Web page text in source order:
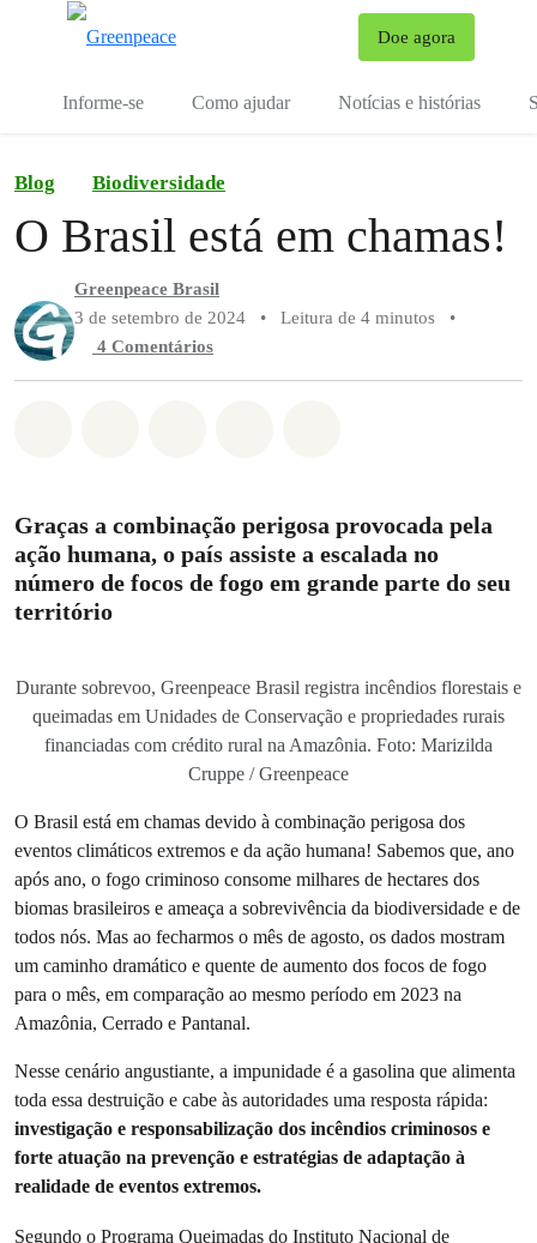
Doe agora
Informe-se Como ajudar Notícias e histórias
Blog Biodiversidade
O Brasil está em chamas!
Greenpeace Brasil
3 de setembro de 2024
• Leitura de 4 minutos
•
4 Comentários
Graças a combinação perigosa provocada pela
ação humana, o país assiste a escalada no
número de focos de fogo em grande parte do seu
território
Durante sobrevoo, Greenpeace Brasil registra incêndios florestais e
queimadas em Unidades de Conservação e propriedades rurais
financiadas com crédito rural na Amazônia. Foto: Marizilda
Cruppe / Greenpeace
O Brasil está em chamas devido à combinação perigosa dos
eventos climáticos extremos e da ação humana! Sabemos que, ano
após ano, o fogo criminoso consome milhares de hectares dos
biomas brasileiros e ameaça a sobrevivência da biodiversidade e de
todos nós. Mas ao fecharmos o mês de agosto, os dados mostram
um caminho dramático e quente de aumento dos focos de fogo
para o mês, em comparação ao mesmo período em 2023 na
Amazônia, Cerrado e Pantanal.
Nesse cenário angustiante, a impunidade é a gasolina que alimenta
toda essa destruição e cabe às autoridades uma resposta rápida:
investigação e responsabilização dos incêndios criminosos e
forte atuação na prevenção e estratégias de adaptação à
realidade de eventos extremos.
Segundo o Programa Queimadas do Instituto Nacional de